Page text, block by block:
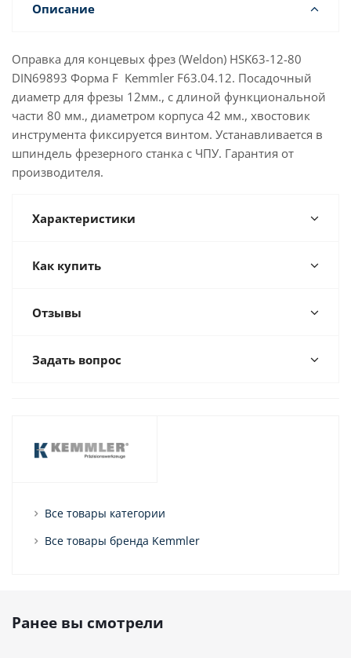
Описание
Оправка для концевых фрез (Weldon) HSK63-12-80
DIN69893 Форма F Kemmler F63.04.12. Посадочный
диаметр для фрезы 12мм., с длиной функциональной
части 80 мм., диаметром корпуса 42 мм., хвостовик
инструмента фиксируется винтом. Устанавливается в
шпиндель фрезерного станка с ЧПУ. Гарантия от
производителя.
Характеристики
Как купить
Отзывы
Задать вопрос
Все товары категории
Все товары бренда Kemmler
Ранее вы смотрели